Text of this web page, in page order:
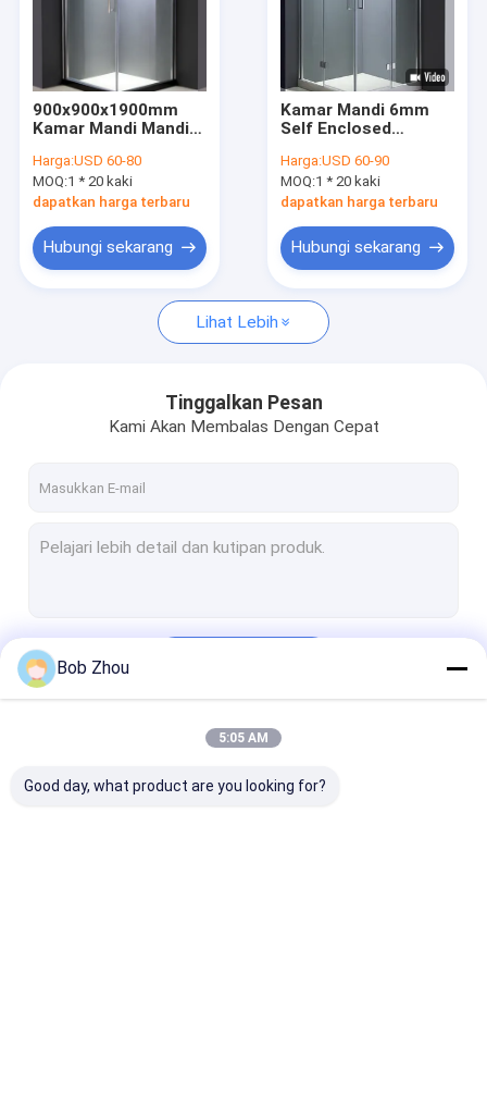
Kandang Mandi Uap
Kamar Mandi Mandiri
Kandang Pancuran Sudut
Kandang Shower Persegi
Kabin Pod Pancuran
Pintu Kamar Mandi Kaca Geser
900x900x1900mm
Kamar Mandi Mandiri
Harga:USD 60-80
MOQ:1 * 20 kaki
dapatkan harga terbaru
Hubungi sekarang
Kamar Mandi 6mm
Self Enclosed
900x900x1900mm
Harga:USD 60-90
MOQ:1 * 20 kaki
dapatkan harga terbaru
Hubungi sekarang
Lihat Lebih
Tinggalkan Pesan
Kami Akan Membalas Dengan Cepat
Bob Zhou
5:05 AM
Good day, what product are you looking for?